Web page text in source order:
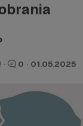
· 0 · 01.05.2025